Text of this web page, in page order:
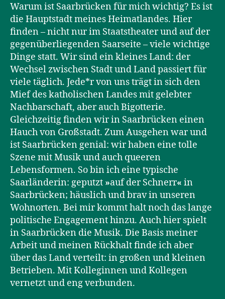
Warum ist Saarbrücken für mich wichtig? Es ist
die Hauptstadt meines Heimatlandes. Hier
finden – nicht nur im Staatstheater und auf der
gegenüberliegenden Saarseite – viele wichtige
Dinge statt. Wir sind ein kleines Land: der
Wechsel zwischen Stadt und Land passiert für
viele täglich. Jede*r von uns trägt in sich den
Mief des katholischen Landes mit gelebter
Nachbarschaft, aber auch Bigotterie.
Gleichzeitig finden wir in Saarbrücken einen
Hauch von Großstadt. Zum Ausgehen war und
ist Saarbrücken genial: wir haben eine tolle
Szene mit Musik und auch queeren
Lebensformen. So bin ich eine typische
Saarländerin: geputzt »auf der Schnerr« in
Saarbrücken; häuslich und brav in unseren
Wohnorten. Bei mir kommt halt noch das lange
politische Engagement hinzu. Auch hier spielt
in Saarbrücken die Musik. Die Basis meiner
Arbeit und meinen Rückhalt finde ich aber
über das Land verteilt: in großen und kleinen
Betrieben. Mit Kolleginnen und Kollegen
vernetzt und eng verbunden.